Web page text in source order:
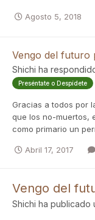
Agosto 5, 2018
Vengo del futuro
Shichi ha
Preséntate o Despídete
Gracias a todos por
que los no-muertos,
como primario un
Abril 17, 2017
Vengo del
Shichi ha publicado